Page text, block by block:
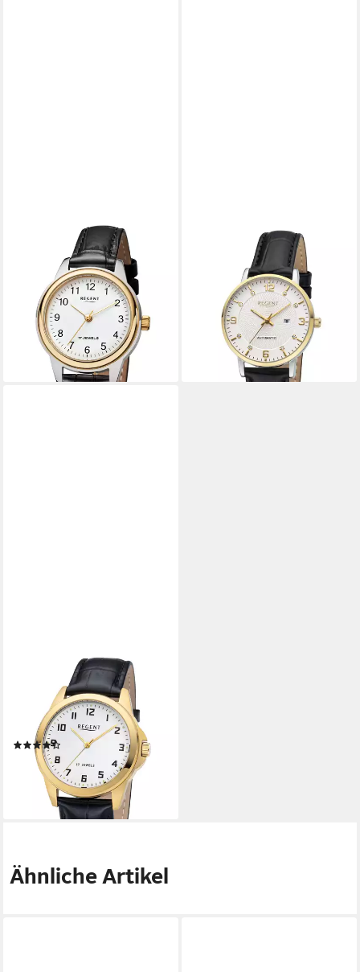
Mechanische Uhr F1568,
Armbanduhr, Damenuhr,
Lederarmband, analog
ab 141,32 €
lieferbar - in 2-3 Werktagen bei dir
Automatikuhr F1666,
Armbanduhr, Damenuhr,
Mechanische Uhr,
Lederarmband, analog, Tag
179,53 €
lieferbar - in 2-3 Werktagen bei dir
Mechanische Uhr F1631,
Armbanduhr, Damenuhr,
Herrenuhr, Lederarmband,
analog
141,32 €
lieferbar - in 2-3 Werktagen bei dir
Ähnliche Artikel